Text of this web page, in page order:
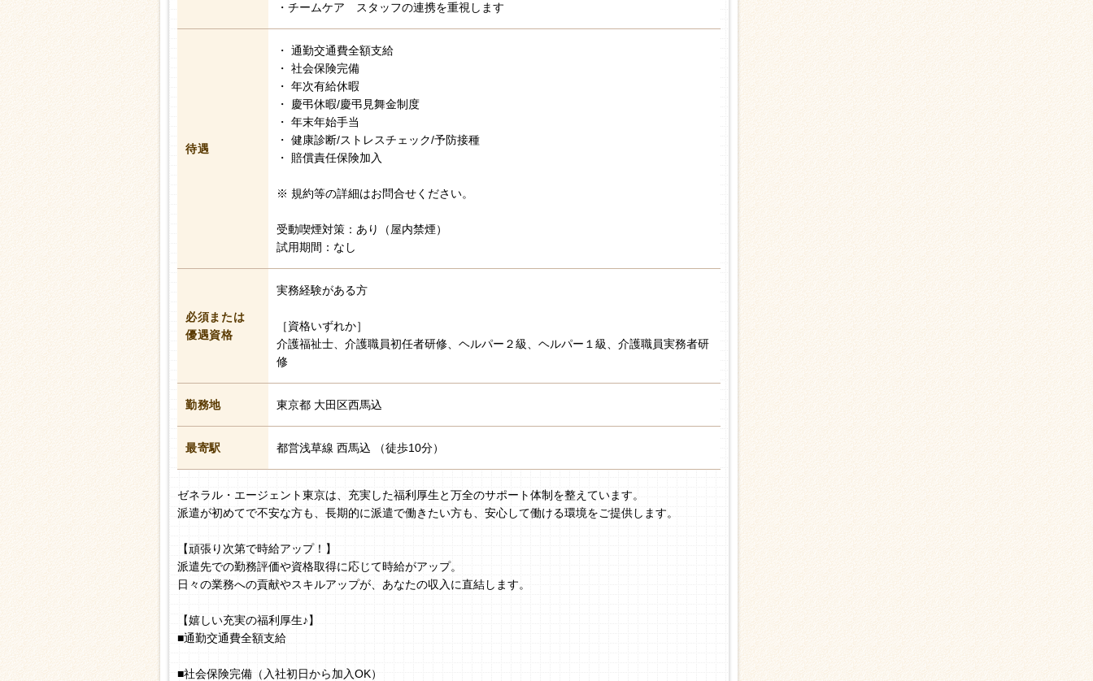
・チームケア スタッフの連携を重視します
待遇
・ 通勤交通費全額支給
・ 社会保険完備
・ 年次有給休暇
・ 慶弔休暇/慶弔見舞金制度
・ 年末年始手当
・ 健康診断/ストレスチェック/予防接種
・ 賠償責任保険加入
※ 規約等の詳細はお問合せください。
受動喫煙対策：あり（屋内禁煙）
試用期間：なし
必須または
優遇資格
実務経験がある方
［資格いずれか］
介護福祉士、介護職員初任者研修、ヘルパー２級、ヘルパー１級、介護職員実務者研
修
勤務地 東京都 大田区西馬込
最寄駅 都営浅草線 西馬込 （徒歩10分）
ゼネラル・エージェント東京は、充実した福利厚生と万全のサポート体制を整えています。
派遣が初めてで不安な方も、長期的に派遣で働きたい方も、安心して働ける環境をご提供します。
【頑張り次第で時給アップ！】
派遣先での勤務評価や資格取得に応じて時給がアップ。
日々の業務への貢献やスキルアップが、あなたの収入に直結します。
【嬉しい充実の福利厚生♪】
■通勤交通費全額支給
■社会保険完備（入社初日から加入OK）